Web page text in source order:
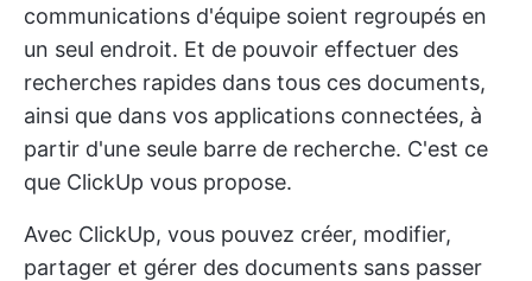
communications d'équipe soient regroupés en
un seul endroit. Et de pouvoir effectuer des
recherches rapides dans tous ces documents,
ainsi que dans vos applications connectées, à
partir d'une seule barre de recherche. C'est ce
que ClickUp vous propose.
Avec ClickUp, vous pouvez créer, modifier,
partager et gérer des documents sans passer